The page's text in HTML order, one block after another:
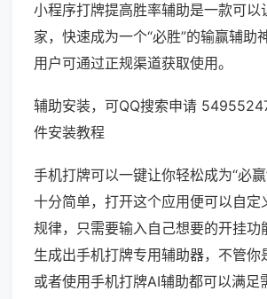
小程序打牌提高胜率辅助是一款可以
家，快速成为一个“必胜”的输赢辅助
用户可通过正规渠道获取使用。
辅助安装，可QQ搜索申请
件安装教程
手机打牌可以一键让你轻松成为“必
十分简单，打开这个应用便可以自定
规律，只需要输入自己想要的开挂功
生成出手机打牌专用辅助器，不管你
或者使用手机打牌AI辅助都可以满足